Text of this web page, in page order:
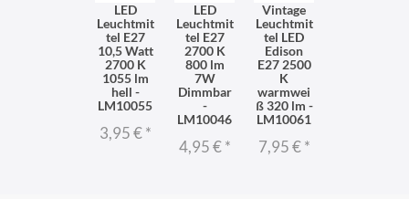
LED
Leuchtmit
tel E27
10,5 Watt
2700 K
1055 lm
hell -
LM10055
3,95 €*
LED
Leuchtmit
tel E27
2700 K
800 lm
7W
Dimmbar
-
LM10046
4,95 €*
Vintage
Leuchtmit
tel LED
Edison
E27 2500
K
warmwei
ß 320 lm -
LM10061
7,95 €*